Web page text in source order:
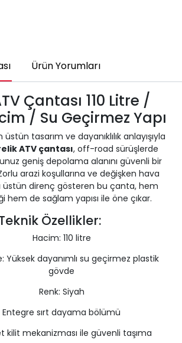
Ürün Yorumları
Çantası 110 Litre /
/ Su Geçirmez Yapı
üstün tasarım ve dayanıklılık anlayışıyla
ATV çantası, off-road sürüşlerde
geniş depolama alanını güvenli bir
arazi koşullarına ve değişken hava
üstün direnç gösteren bu çanta, hem
hem de sağlam yapısı ile öne çıkar.
Özellikler:
Hacim: 110 litre
Yüksek dayanımlı su geçirmez plastik
gövde
Renk: Siyah
Entegre sırt dayama bölümü
kilit mekanizması ile güvenli taşıma